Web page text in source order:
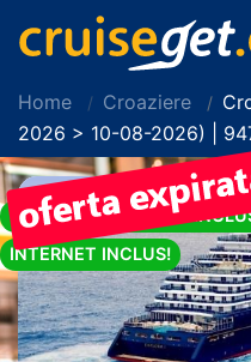
Home Croaziere
2026 > 10-08-2026) |
PACHET DE BAUTURI
INTERNET INCLUS!